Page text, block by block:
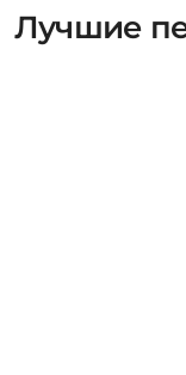
Лучшие